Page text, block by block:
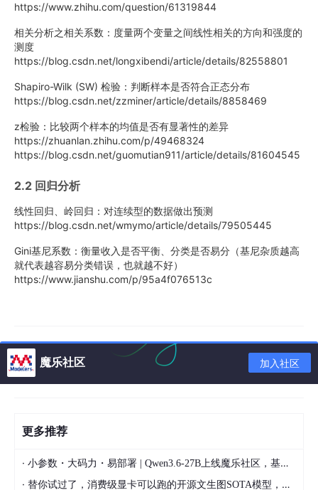
https://www.zhihu.com/question/61319844
相关分析之相关系数：度量两个变量之间线性相关的方向和强度的
测度
https://blog.csdn.net/longxibendi/article/details/82558801
Shapiro-Wilk (SW) 检验：判断样本是否符合正态分布
https://blog.csdn.net/zzminer/article/details/8858469
z检验：比较两个样本的均值是否有显著性的差异
https://zhuanlan.zhihu.com/p/49468324
https://blog.csdn.net/guomutian911/article/details/81604545
2.2 回归分析
线性回归、岭回归：对连续型的数据做出预测
https://blog.csdn.net/wmymo/article/details/79505445
Gini基尼系数：衡量收入是否平衡、分类是否易分（基尼杂质越高
就代表越容易分类错误，也就越不好）
https://www.jianshu.com/p/95a4f076513c
魔乐社区 加入社区
更多推荐
· 小参数・大码力・易部署 | Qwen3.6-27B上线魔乐社区，基于昇腾的部署教程来了
· 替你试过了，消费级显卡可以跑的开源文生图SOTA模型，顶级渲染、高密度文本绘图